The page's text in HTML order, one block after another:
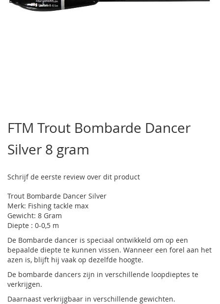
het
begin
van
de
gallerij
FTM Trout Bombarde Dancer
Silver 8 gram
Schrijf de eerste review over dit product
Trout Bombarde Dancer Silver
Merk: Fishing tackle max
Gewicht: 8 Gram
Diepte : 0-0,5 m
De Bombarde dancer is speciaal ontwikkeld om op een
bepaalde diepte te kunnen vissen. Wanneer een forel aan het
azen is, blijft hij vaak op dezelfde hoogte.
De bombarde dancers zijn in verschillende loopdieptes te
verkrijgen.
Daarnaast verkrijgbaar in verschillende gewichten.